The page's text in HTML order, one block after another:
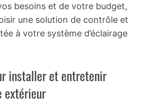
besoins et de votre budget,
une solution de contrôle et
à votre système d’éclairage
installer et entretenir
extérieur